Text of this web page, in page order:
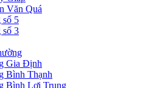
Văn Quá
5
3
Gia Định
Bình Thạnh
Bình Lợi Trung